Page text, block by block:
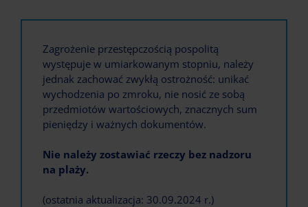
Zagrożenie przestępczością pospolitą
występuje w umiarkowanym stopniu, należy
jednak zachować zwykłą ostrożność: unikać
wychodzenia po zmroku, nie nosić ze sobą
przedmiotów wartościowych, znacznych sum
pieniędzy i ważnych dokumentów.
Nie należy zostawiać rzeczy bez nadzoru
na plaży.
(ostatnia aktualizacja: 30.09.2024 r.)